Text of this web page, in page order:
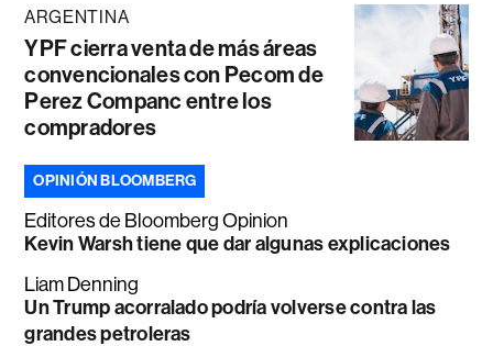
ARGENTINA
YPF cierra venta de más áreas
convencionales con Pecom de
Perez Companc entre los
compradores
OPINIÓN BLOOMBERG
Editores de Bloomberg Opinion
Kevin Warsh tiene que dar algunas explicaciones
Liam Denning
Un Trump acorralado podría volverse contra las
grandes petroleras